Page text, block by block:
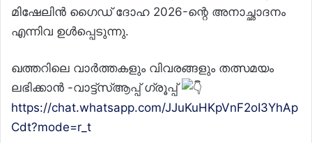
മിഷേലിൻ ഗൈഡ് ദോഹ 2026-ന്റെ അനാച്ഛാദനം
എന്നിവ ഉൾപ്പെടുന്നു.
ഖത്തറിലെ വാർത്തകളും വിവരങ്ങളും തത്സമയം
ലഭിക്കാൻ -വാട്ട്സ്ആപ്പ് ഗ്രൂപ്പ്
https://chat.whatsapp.com/JJuKuHKpVnF2oI3YhAp
Cdt?mode=r_t